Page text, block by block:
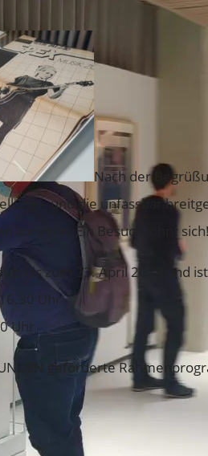
ARCHIV
UND FÖRDERER
Search
Nach der
– und die unfassbar
konnten. Ein Besuch lohnt sich!
bis zum 23. April 2023 und
Uhr
Uhr
geförderte